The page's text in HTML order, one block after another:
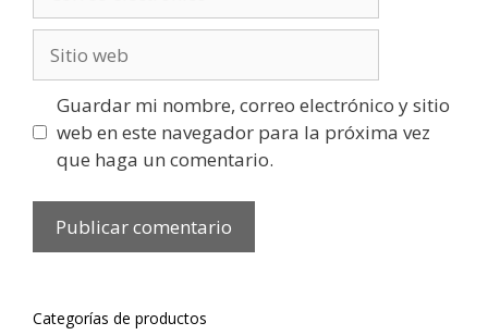
electrónico
web
Guardar mi nombre, correo electrónico y sitio
web en este navegador para la próxima vez
que haga un comentario.
Categorías de productos